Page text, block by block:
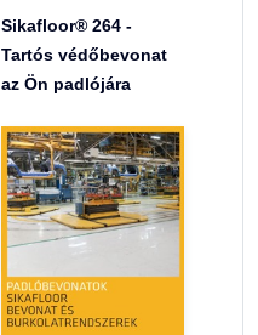
Sikafloor® 264 -
Tartós védőbevonat
az Ön padlójára